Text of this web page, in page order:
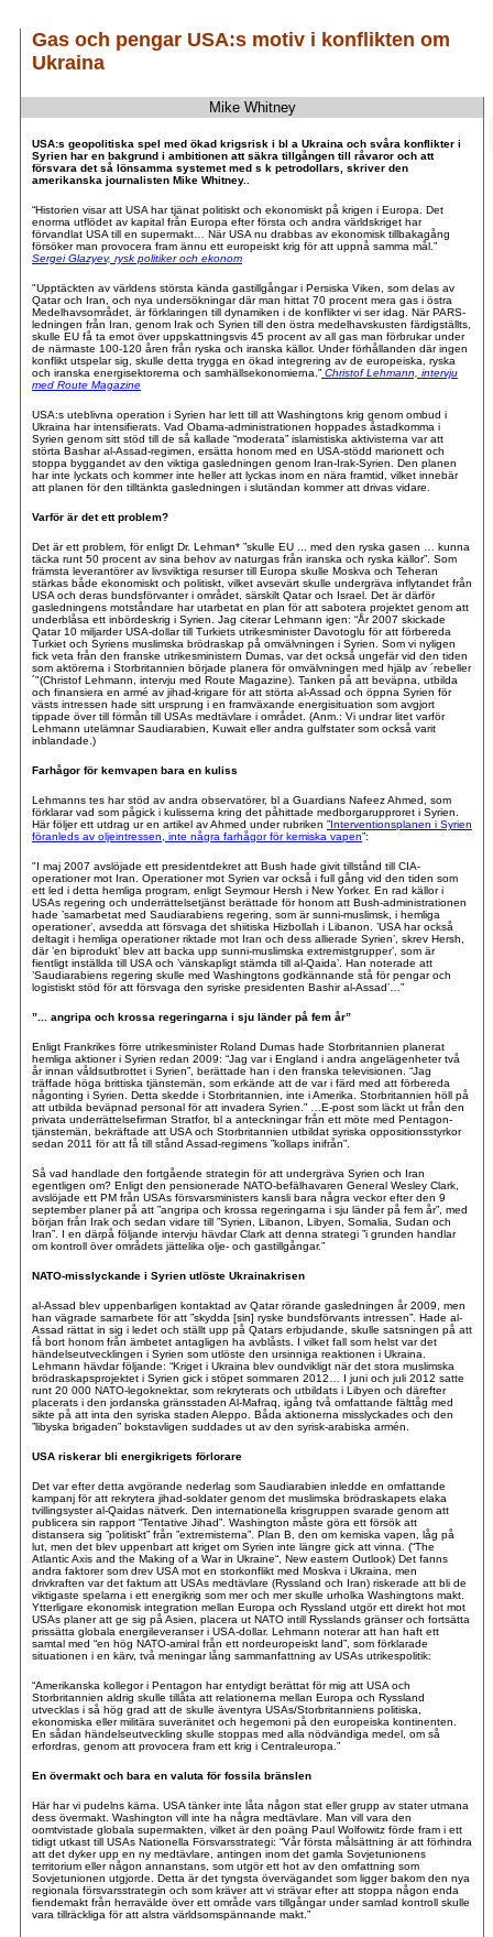
Gas och pengar USA:s motiv i konflikten om
Ukraina
Mike Whitney
USA:s geopolitiska spel med ökad krigsrisk i bl a Ukraina och svåra konflikter i
Syrien har en bakgrund i ambitionen att säkra tillgången till råvaror och att
försvara det så lönsamma systemet med s k petrodollars, skriver den
amerikanska journalisten Mike Whitney..
“Historien visar att USA har tjänat politiskt och ekonomiskt på krigen i Europa. Det
enorma utflödet av kapital från Europa efter första och andra världskriget har
förvandlat USA till en supermakt… När USA nu drabbas av ekonomisk tillbakagång
försöker man provocera fram ännu ett europeiskt krig för att uppnå samma mål.”
Sergei Glazyev, rysk politiker och ekonom
"Upptäckten av världens största kända gastillgångar i Persiska Viken, som delas av
Qatar och Iran, och nya undersökningar där man hittat 70 procent mera gas i östra
Medelhavsområdet, är förklaringen till dynamiken i de konflikter vi ser idag. När PARS-
ledningen från Iran, genom Irak och Syrien till den östra medelhavskusten färdigställts,
skulle EU få ta emot över uppskattningsvis 45 procent av all gas man förbrukar under
de närmaste 100-120 åren från ryska och iranska källor. Under förhållanden där ingen
konflikt utspelar sig, skulle detta trygga en ökad integrering av de europeiska, ryska
och iranska energisektorerna och samhällsekonomierna.” Christof Lehmann, intervju
med Route Magazine
USA:s uteblivna operation i Syrien har lett till att Washingtons krig genom ombud i
Ukraina har intensifierats. Vad Obama-administrationen hoppades åstadkomma i
Syrien genom sitt stöd till de så kallade “moderata” islamistiska aktivisterna var att
störta Bashar al-Assad-regimen, ersätta honom med en USA-stödd marionett och
stoppa byggandet av den viktiga gasledningen genom Iran-Irak-Syrien. Den planen
har inte lyckats och kommer inte heller att lyckas inom en nära framtid, vilket innebär
att planen för den tilltänkta gasledningen i slutändan kommer att drivas vidare.
Varför är det ett problem?
Det är ett problem, för enligt Dr. Lehman* ”skulle EU ... med den ryska gasen … kunna
täcka runt 50 procent av sina behov av naturgas från iranska och ryska källor”. Som
främsta leverantörer av livsviktiga resurser till Europa skulle Moskva och Teheran
stärkas både ekonomiskt och politiskt, vilket avsevärt skulle undergräva inflytandet från
USA och deras bundsförvanter i området, särskilt Qatar och Israel. Det är därför
gasledningens motståndare har utarbetat en plan för att sabotera projektet genom att
underblåsa ett inbördeskrig i Syrien. Jag citerar Lehmann igen: “År 2007 skickade
Qatar 10 miljarder USA-dollar till Turkiets utrikesminister Davotoglu för att förbereda
Turkiet och Syriens muslimska brödraskap på omvälvningen i Syrien. Som vi nyligen
fick veta från den franske utrikesministern Dumas, var det också ungefär vid den tiden
som aktörerna i Storbritannien började planera för omvälvningen med hjälp av ´rebeller
´"(Christof Lehmann, intervju med Route Magazine). Tanken på att beväpna, utbilda
och finansiera en armé av jihad-krigare för att störta al-Assad och öppna Syrien för
västs intressen hade sitt ursprung i en framväxande energisituation som avgjort
tippade över till förmån till USAs medtävlare i området. (Anm.: Vi undrar litet varför
Lehmann utelämnar Saudiarabien, Kuwait eller andra gulfstater som också varit
inblandade.)
Farhågor för kemvapen bara en kuliss
Lehmanns tes har stöd av andra observatörer, bl a Guardians Nafeez Ahmed, som
förklarar vad som pågick i kulisserna kring det påhittade medborgarupproret i Syrien.
Här följer ett utdrag ur en artikel av Ahmed under rubriken ”Interventionsplanen i Syrien
föranleds av oljeintressen, inte några farhågor för kemiska vapen”:
"I maj 2007 avslöjade ett presidentdekret att Bush hade givit tillstånd till CIA-
operationer mot Iran. Operationer mot Syrien var också i full gång vid den tiden som
ett led i detta hemliga program, enligt Seymour Hersh i New Yorker. En rad källor i
USAs regering och underrättelsetjänst berättade för honom att Bush-administrationen
hade ’samarbetat med Saudiarabiens regering, som är sunni-muslimsk, i hemliga
operationer’, avsedda att försvaga det shiitiska Hizbollah i Libanon. ’USA har också
deltagit i hemliga operationer riktade mot Iran och dess allierade Syrien’, skrev Hersh,
där ’en biprodukt’ blev att backa upp sunni-muslimska extremistgrupper’, som är
fientligt inställda till USA och ’vänskapligt stämda till al-Qaida’. Han noterade att
’Saudiarabiens regering skulle med Washingtons godkännande stå för pengar och
logistiskt stöd för att försvaga den syriske presidenten Bashir al-Assad’…”
”... angripa och krossa regeringarna i sju länder på fem år”
Enligt Frankrikes förre utrikesminister Roland Dumas hade Storbritannien planerat
hemliga aktioner i Syrien redan 2009: “Jag var i England i andra angelägenheter två
år innan våldsutbrottet i Syrien”, berättade han i den franska televisionen. “Jag
träffade höga brittiska tjänstemän, som erkände att de var i färd med att förbereda
någonting i Syrien. Detta skedde i Storbritannien, inte i Amerika. Storbritannien höll på
att utbilda beväpnad personal för att invadera Syrien.” …E-post som läckt ut från den
privata underrättelsefirman Stratfor, bl a anteckningar från ett möte med Pentagon-
tjänstemän, bekräftade att USA och Storbritannien utbildat syriska oppositionsstyrkor
sedan 2011 för att få till stånd Assad-regimens ”kollaps inifrån”.
Så vad handlade den fortgående strategin för att undergräva Syrien och Iran
egentligen om? Enligt den pensionerade NATO-befälhavaren General Wesley Clark,
avslöjade ett PM från USAs försvarsministers kansli bara några veckor efter den 9
september planer på att ”angripa och krossa regeringarna i sju länder på fem år”, med
början från Irak och sedan vidare till ”Syrien, Libanon, Libyen, Somalia, Sudan och
Iran”. I en därpå följande intervju hävdar Clark att denna strategi ”i grunden handlar
om kontroll över områdets jättelika olje- och gastillgångar.”
NATO-misslyckande i Syrien utlöste Ukrainakrisen
al-Assad blev uppenbarligen kontaktad av Qatar rörande gasledningen år 2009, men
han vägrade samarbete för att ”skydda [sin] ryske bundsförvants intressen”. Hade al-
Assad rättat in sig i ledet och ställt upp på Qatars erbjudande, skulle satsningen på att
få bort honom från ämbetet antagligen ha avblåsts. I vilket fall som helst var det
händelseutvecklingen i Syrien som utlöste den ursinniga reaktionen i Ukraina.
Lehmann hävdar följande: “Kriget i Ukraina blev oundvikligt när det stora muslimska
brödraskapsprojektet i Syrien gick i stöpet sommaren 2012… I juni och juli 2012 satte
runt 20 000 NATO-legoknektar, som rekryterats och utbildats i Libyen och därefter
placerats i den jordanska gränsstaden Al-Mafraq, igång två omfattande fälttåg med
sikte på att inta den syriska staden Aleppo. Båda aktionerna misslyckades och den
”libyska brigaden” bokstavligen suddades ut av den syrisk-arabiska armén.
USA riskerar bli energikrigets förlorare
Det var efter detta avgörande nederlag som Saudiarabien inledde en omfattande
kampanj för att rekrytera jihad-soldater genom det muslimska brödraskapets elaka
tvillingsyster al-Qaidas nätverk. Den internationella krisgruppen svarade genom att
publicera sin rapport “Tentative Jihad”. Washington måste göra ett försök att
distansera sig ”politiskt” från ”extremisterna”. Plan B, den om kemiska vapen, låg på
lut, men det blev uppenbart att kriget om Syrien inte längre gick att vinna. (“The
Atlantic Axis and the Making of a War in Ukraine“, New eastern Outlook) Det fanns
andra faktorer som drev USA mot en storkonflikt med Moskva i Ukraina, men
drivkraften var det faktum att USAs medtävlare (Ryssland och Iran) riskerade att bli de
viktigaste spelarna i ett energikrig som mer och mer skulle urholka Washingtons makt.
Ytterligare ekonomisk integration mellan Europa och Ryssland utgör ett direkt hot mot
USAs planer att ge sig på Asien, placera ut NATO intill Rysslands gränser och fortsätta
prissätta globala energileveranser i USA-dollar. Lehmann noterar att han haft ett
samtal med “en hög NATO-amiral från ett nordeuropeiskt land”, som förklarade
situationen i en kärv, två meningar lång sammanfattning av USAs utrikespolitik:
“Amerikanska kollegor i Pentagon har entydigt berättat för mig att USA och
Storbritannien aldrig skulle tillåta att relationerna mellan Europa och Ryssland
utvecklas i så hög grad att de skulle äventyra USAs/Storbritanniens politiska,
ekonomiska eller militära suveränitet och hegemoni på den europeiska kontinenten.
En sådan händelseutveckling skulle stoppas med alla nödvändiga medel, om så
erfordras, genom att provocera fram ett krig i Centraleuropa.”
En övermakt och bara en valuta för fossila bränslen
Här har vi pudelns kärna. USA tänker inte låta någon stat eller grupp av stater utmana
dess övermakt. Washington vill inte ha några medtävlare. Man vill vara den
oomtvistade globala supermakten, vilket är den poäng Paul Wolfowitz förde fram i ett
tidigt utkast till USAs Nationella Försvarsstrategi: “Vår första målsättning är att förhindra
att det dyker upp en ny medtävlare, antingen inom det gamla Sovjetunionens
territorium eller någon annanstans, som utgör ett hot av den omfattning som
Sovjetunionen utgjorde. Detta är det tyngsta övervägandet som ligger bakom den nya
regionala försvarsstrategin och som kräver att vi strävar efter att stoppa någon enda
fiendemakt från herravälde över ett område vars tillgångar under samlad kontroll skulle
vara tillräckliga för att alstra världsomspännande makt.”